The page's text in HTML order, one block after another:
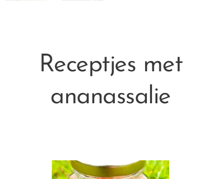
Receptjes met
ananassalie